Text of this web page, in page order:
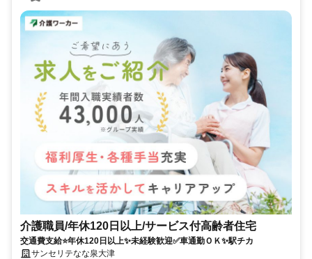
介護職員/年休120日以上/サービス付高齢者住宅
交通費支給⭐️年休120日以上✨未経験歓迎✅️車通勤ＯＫ✨駅チカ
サンセリテなな泉大津